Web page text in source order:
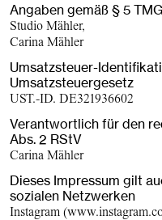
Angaben gemäß § 5 TMG
Studio Mähler,
Carina Mähler
Umsatzsteuer-
Umsatzsteuergesetz
UST.-ID. DE321936602
Verantwortlich für den
Abs. 2 RStV
Carina Mähler
Dieses Impressum gilt
sozialen Netzwerken
Instagram